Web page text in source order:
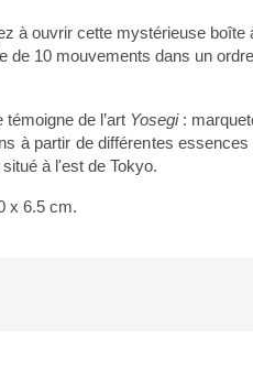
à ouvrir cette mystérieuse boîte
de 10 mouvements dans un
de l’art Yosegi :
à partir de différentes
à l'est de Tokyo.
x 6.5 cm.